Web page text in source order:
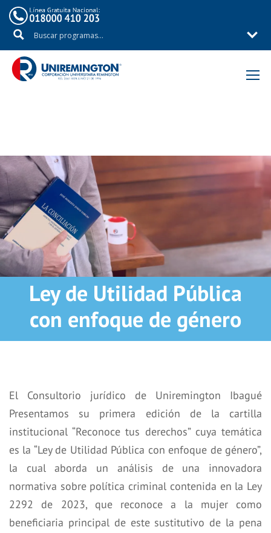
Inicio Áreas de Estudio
Ley de Utilidad Pública
con enfoque de género
El Consultorio jurídico de Uniremington Ibagué
Presentamos su primera edición de la cartilla
institucional “Reconoce tus derechos” cuya temática
es la “Ley de Utilidad Pública con enfoque de género”,
la cual aborda un análisis de una innovadora
normativa sobre política criminal contenida en la Ley
2292 de 2023, que reconoce a la mujer como
beneficiaria principal de este sustitutivo de la pena